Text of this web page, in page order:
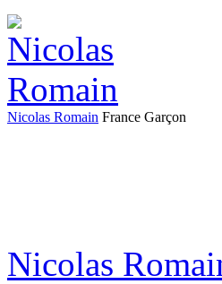
Nicolas Romain France Garçon
Nicolas